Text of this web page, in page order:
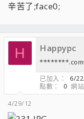
辛苦了;face0;
H Happypc
********.com
已加入
6/
點數
0 網站
4/29/12